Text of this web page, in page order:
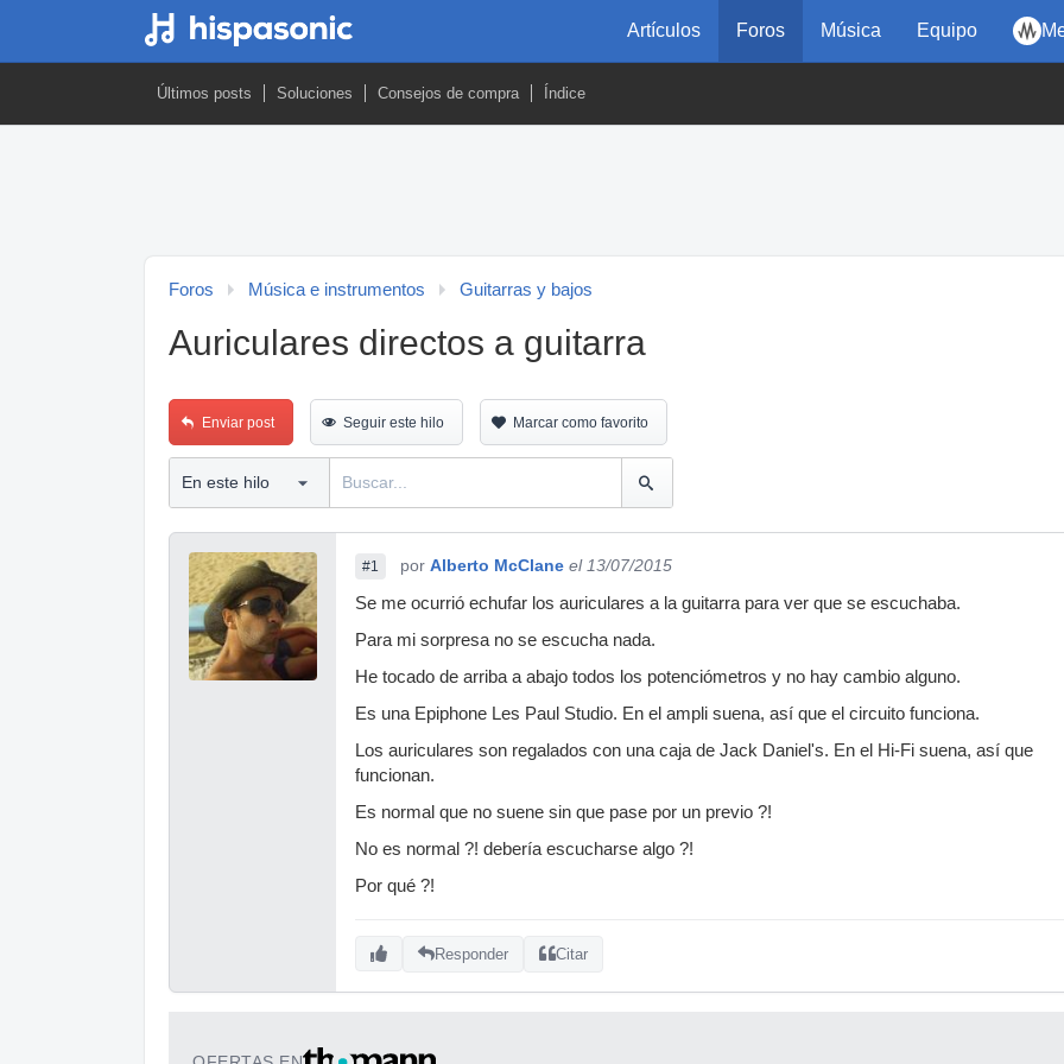
Artículos Foros Música Equipo
Últimos posts Soluciones Consejos de compra Índice
Foros Música e instrumentos Guitarras y bajos
Auriculares directos a guitarra
Enviar post Seguir este hilo Marcar como favorito
#1 por Alberto McClane el 13/07/2015
Se me ocurrió echufar los auriculares a la guitarra para ver que se escuchaba.
Para mi sorpresa no se escucha nada.
He tocado de arriba a abajo todos los potenciómetros y no hay cambio alguno.
Es una Epiphone Les Paul Studio. En el ampli suena, así que el circuito funciona.
Los auriculares son regalados con una caja de Jack Daniel's. En el Hi-Fi suena, así que
funcionan.
Es normal que no suene sin que pase por un previo ?!
No es normal ?! debería escucharse algo ?!
Por qué ?!
Responder Citar